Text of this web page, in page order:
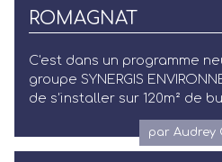
ROMAGNAT
C'est dans un programme
groupe SYNERGIS
de s'installer sur 120m² de
par Audrey